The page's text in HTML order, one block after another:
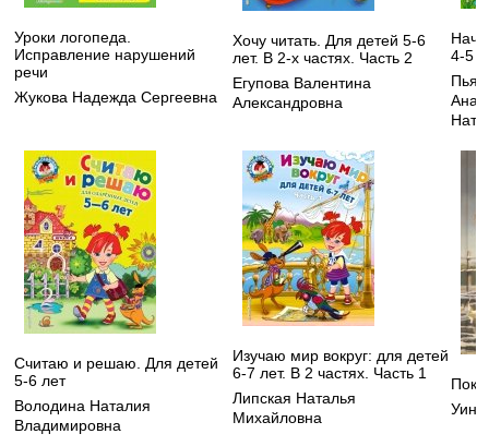
Уроки логопеда.
Исправление нарушений
речи
Жукова Надежда Сергеевна
Хочу читать. Для детей 5-6
лет. В 2-х частях. Часть 2
Егупова Валентина
Александровна
4-5
Считаю и решаю. Для детей
5-6 лет
Володина Наталия
Владимировна
Изучаю мир вокруг: для детей
6-7 лет. В 2 частях. Часть 1
Липская Наталья
Михайловна